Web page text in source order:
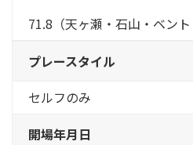
71.8（天ヶ瀬・石山・ベン
プレースタイル
セルフのみ
開場年月日